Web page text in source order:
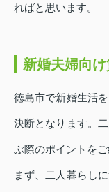
ればと思います。
新婚夫婦向
徳島市で新婚生活
決断となります。
ぶ際のポイントをご
まず、二人暮らし